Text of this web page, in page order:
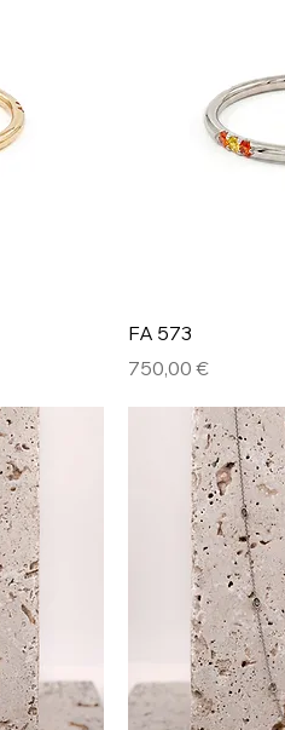
FA 573
Prix
750,00 €